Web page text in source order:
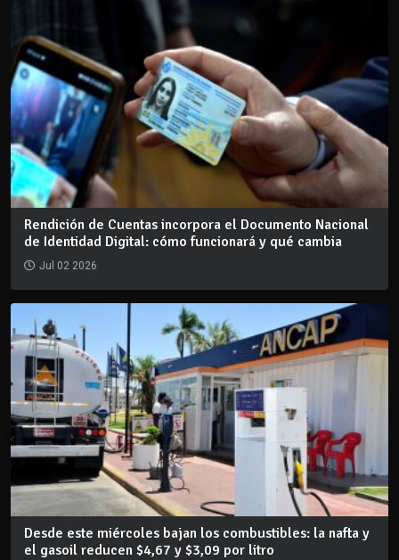
Rendición de Cuentas incorpora el Documento Nacional
de Identidad Digital: cómo funcionará y qué cambia
Jul 02 2026
Desde este miércoles bajan los combustibles: la nafta y
el gasoil reducen $4,67 y $3,09 por litro